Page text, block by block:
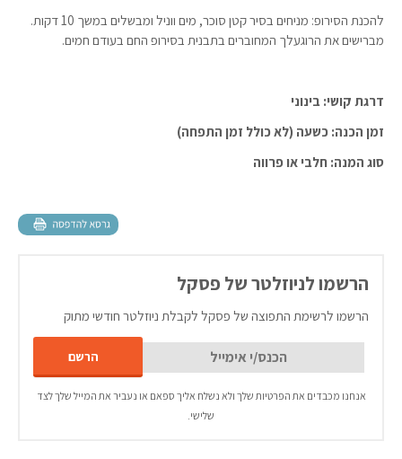
להכנת הסירופ: מניחים בסיר קטן סוכר, מים ווניל ומבשלים במשך 10 דקות.
מברישים את הרוגעלך המחוברים בתבנית בסירופ החם בעודם חמים.
דרגת קושי: בינוני
זמן הכנה: כשעה (לא כולל זמן התפחה)
סוג המנה: חלבי או פרווה
הרשמו לניוזלטר של פסקל
הרשמו לרשימת התפוצה של פסקל לקבלת ניוזלטר חודשי מתוק
אנחנו מכבדים את הפרטיות שלך ולא נשלח אליך ספאם או נעביר את המייל שלך לצד
שלישי.